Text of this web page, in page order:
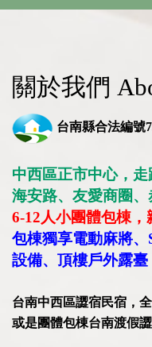
關於我們
台南縣合法編號
中西區正市中心，走
海安路、友愛商圈
6-12人小團體包棟
包棟獨享電動麻將
設備、頂樓戶外露臺
台南中西區譅宿民宿，
或是團體包棟台南渡假